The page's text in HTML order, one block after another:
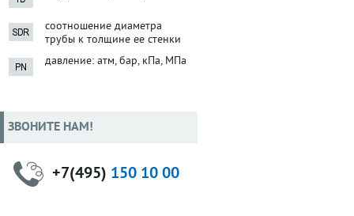
соотношение диаметра
трубы к толщине ее стенки
давление: атм, бар, кПа, МПа
ЗВОНИТЕ НАМ!
+7(495) 150 10 00